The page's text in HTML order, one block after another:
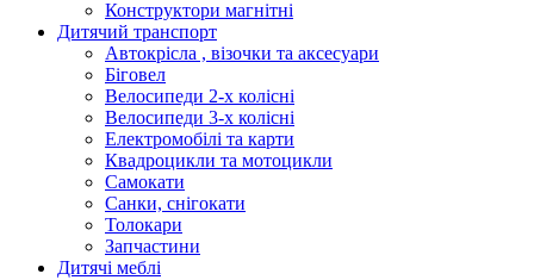
Конструктори магнітні
Дитячий транспорт
Автокрісла , візочки та аксесуари
Біговел
Велосипеди 2-х колісні
Велосипеди 3-х колісні
Електромобілі та карти
Квадроцикли та мотоцикли
Самокати
Санки, снігокати
Толокари
Запчастини
Дитячі меблі